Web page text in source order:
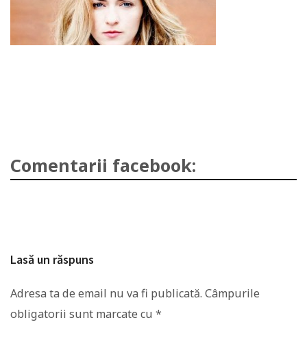
Comentarii facebook:
Lasă un răspuns
Adresa ta de email nu va fi publicată. Câmpurile
obligatorii sunt marcate cu *